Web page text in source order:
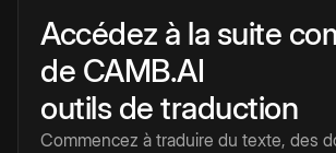
Accédez à la suite
de CAMB.AI
outils de traduction
Commencez à traduire du texte, des